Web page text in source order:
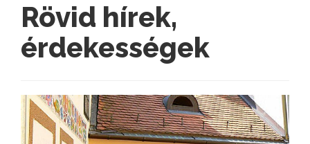
Rövid hírek,
érdekességek